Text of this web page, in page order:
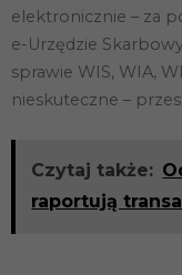
elektronicznie – za
e-Urzędzie
sprawie WIS, WIA,
nieskuteczne –
Czytaj także:
raportują